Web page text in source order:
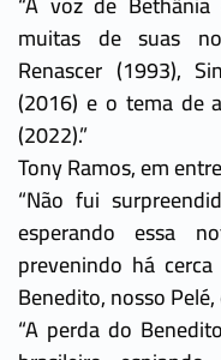
muitas de suas
Renascer (1993),
(2016) e o tema de
(2022).”
Tony Ramos, em
“Não fui
esperando essa
prevenindo há
Benedito, nosso
“A perda do